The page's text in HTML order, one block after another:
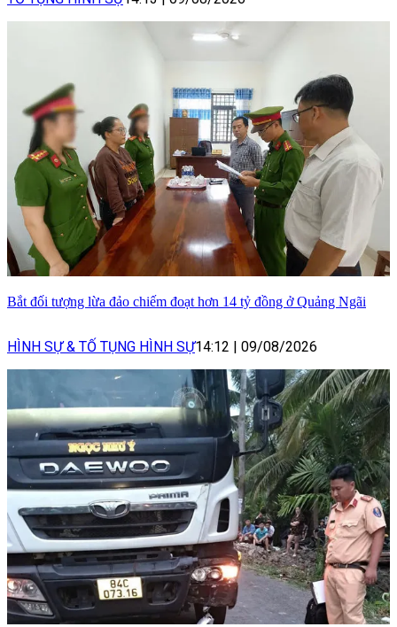
Bắt đối tượng lừa đảo chiếm đoạt hơn 14 tỷ đồng ở Quảng Ngãi
HÌNH SỰ & TỐ TỤNG HÌNH SỰ14:12 | 09/08/2026